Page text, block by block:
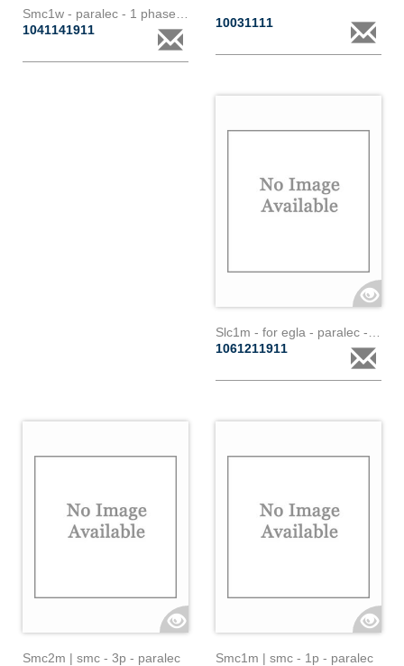
1041141911
10031111
1061211911
Smc2m | smc - 3p - paralec
Smc1m | smc - 1p - paralec